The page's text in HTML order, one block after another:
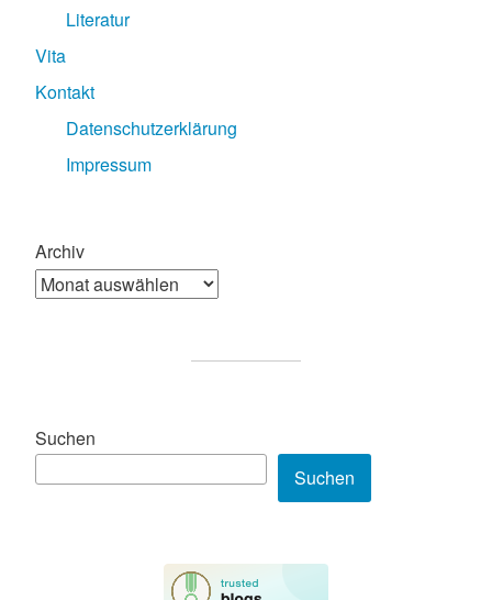
Literatur
Vita
Kontakt
Datenschutzerklärung
Impressum
Archiv
Suchen
Suchen